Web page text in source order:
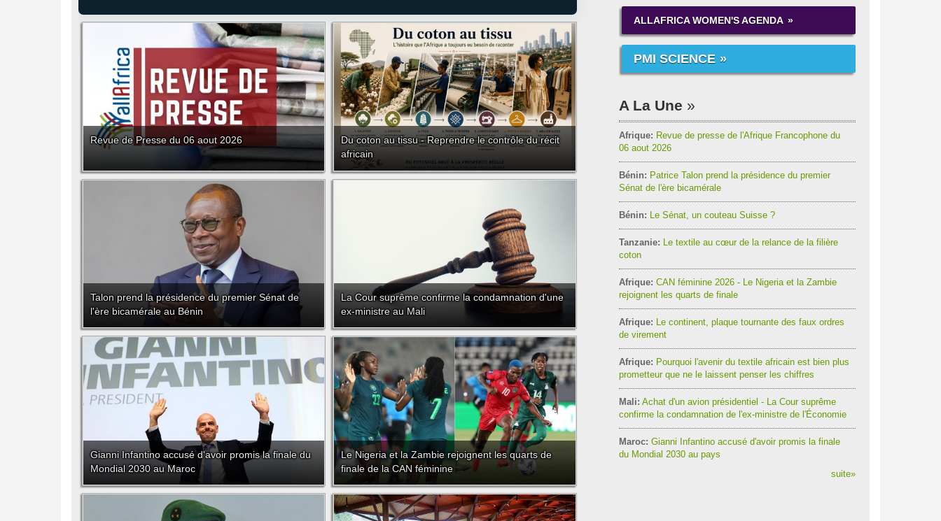
Revue de Presse du 06 aout 2026
Du coton au tissu - Reprendre le contrôle du récit
africain
Talon prend la présidence du premier Sénat de
l'ère bicamérale au Bénin
La Cour suprême confirme la condamnation d'une
ex-ministre au Mali
Gianni Infantino accusé d'avoir promis la finale du
Mondial 2030 au Maroc
Le Nigeria et la Zambie rejoignent les quarts de
finale de la CAN féminine
ALLAFRICA WOMEN'S AGENDA
PMI SCIENCE
A La Une
Afrique: Revue de presse de l'Afrique Francophone du
06 aout 2026
Bénin: Patrice Talon prend la présidence du premier
Sénat de l'ère bicamérale
Bénin: Le Sénat, un couteau Suisse ?
Tanzanie: Le textile au cœur de la relance de la filière
coton
Afrique: CAN féminine 2026 - Le Nigeria et la Zambie
rejoignent les quarts de finale
Afrique: Le continent, plaque tournante des faux ordres
de virement
Afrique: Pourquoi l'avenir du textile africain est bien plus
prometteur que ne le laissent penser les chiffres
Mali: Achat d'un avion présidentiel - La Cour suprême
confirme la condamnation de l'ex-ministre de l'Économie
Maroc: Gianni Infantino accusé d'avoir promis la finale
du Mondial 2030 au pays
suite»